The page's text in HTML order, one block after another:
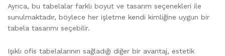
Ayrıca, bu tabelalar farklı boyut ve tasarım seçenekleri ile
sunulmaktadır, böylece her işletme kendi kimliğine uygun bir
tabela tasarımı seçebilir.
Işıklı ofis tabelalarının sağladığı diğer bir avantaj, estetik